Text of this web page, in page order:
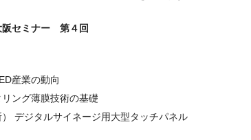
阪セミナー 第４回
産業の動向
ング薄膜技術の基礎
デジタルサイネージ用大型タッチパネル